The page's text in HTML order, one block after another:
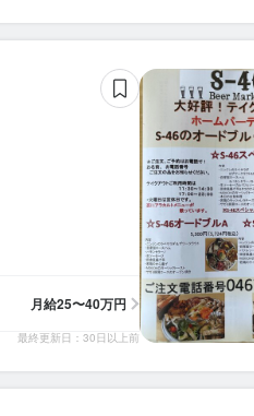
月給25〜40万円
最終更新日：30日以上前
求人を
求人を
ホールスタッフ
求人を
料理長候補
調理師・調理スタッフ
求人を
ホールスタッフ
求人を
調理師・調理スタッフ
求人を
求人を
求人を
調理師・調理スタッフ
求人を
調理師・調理スタッフ